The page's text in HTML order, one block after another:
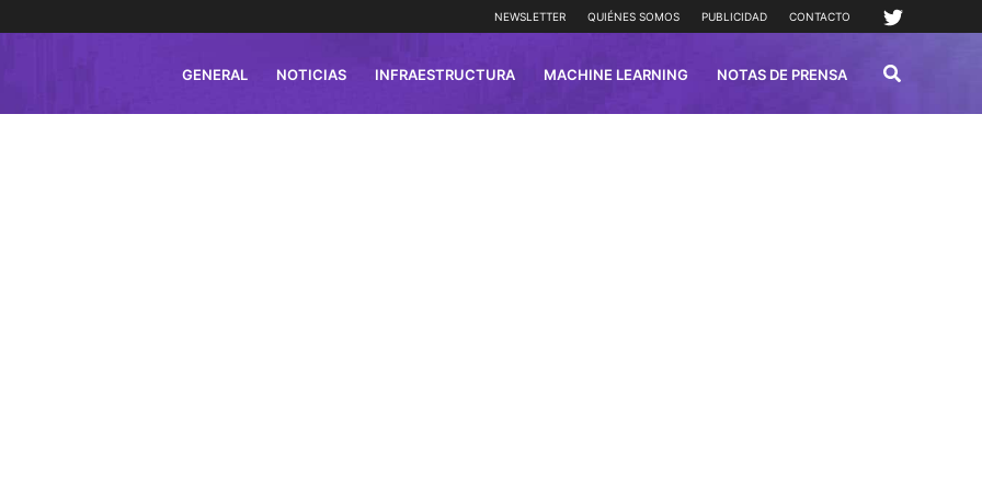
NEWSLETTER QUIÉNES SOMOS PUBLICIDAD CONTACTO
GENERAL NOTICIAS INFRAESTRUCTURA MACHINE LEARNING NOTAS DE PRENSA